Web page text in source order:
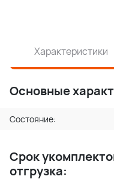
Характеристики
Основные
Состояние:
Срок
отгрузка: